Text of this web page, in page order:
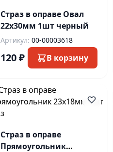
Страз в оправе Овал
22х30мм 1шт черный
Артикул: 00-00003618
120 ₽ В корзину
Страз в оправе
Прямоугольник